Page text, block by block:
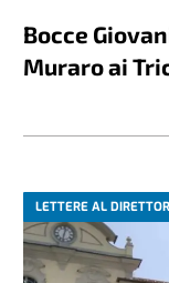
Bocce
Muraro ai
LETTERE AL